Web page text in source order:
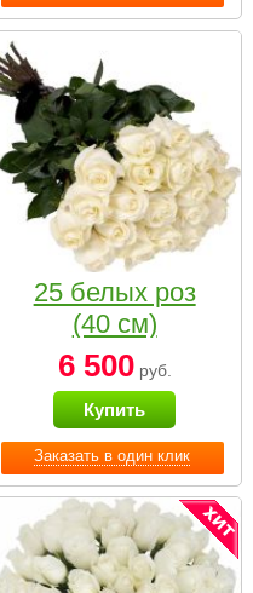
Заказать в один клик
25 белых роз
(40 см)
6 500руб.
Купить